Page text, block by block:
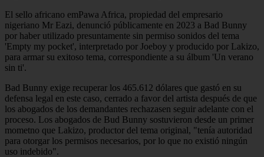
El sello africano emPawa Africa, propiedad del empresario
nigeriano Mr Eazi, denunció públicamente en 2023 a Bad Bunny
por haber utilizado presuntamente sin permiso sonidos del tema
'Empty my pocket', interpretado por Joeboy y producido por Lakizo,
para armar su exitoso tema, correspondiente a su álbum 'Un verano
sin ti'.
Bad Bunny exige recuperar los 465.612 dólares que gastó en su
defensa legal en este caso, cerrado a favor del artista después de que
los abogados de los demandantes rechazasen seguir adelante con el
proceso. Los abogados de Bud Bunny sostuvieron desde un primer
mometno que Lakizo, productor del tema original, "tenía autoridad
para otorgar los permisos necesarios, por lo que no existió ningún
uso indebido".